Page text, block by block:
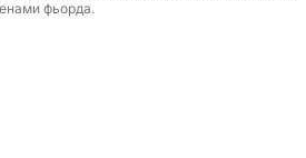
и отдых. Идеальное
контакта с природой.
фьорда.